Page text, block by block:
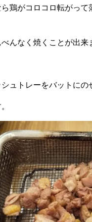
鶏がコロコロ転がっ
んなく焼くことが出来
ュトレーをバットにの